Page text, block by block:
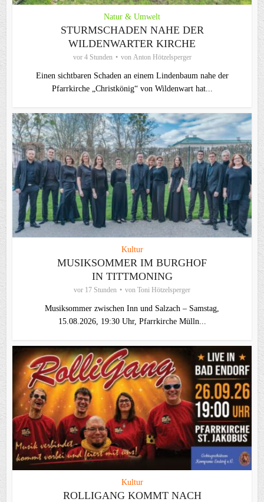
Natur & Umwelt
STURMSCHADEN NAHE DER
WILDENWARTER KIRCHE
vor 4 Stunden von Anton Hötzelsperger
Einen sichtbaren Schaden an einem Lindenbaum nahe der
Pfarrkirche „Christkönig“ von Wildenwart hat...
Kultur
MUSIKSOMMER IM BURGHOF
IN TITTMONING
vor 17 Stunden von Toni Hötzelsperger
Musiksommer zwischen Inn und Salzach – Samstag,
15.08.2026, 19:30 Uhr, Pfarrkirche Mülln...
Kultur
ROLLIGANG KOMMT NACH